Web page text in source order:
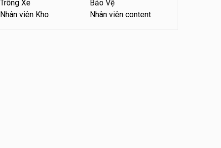
Trông Xe
Bảo Vệ
Nhân viên Kho Nhân viên content